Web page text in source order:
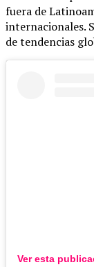
fuera de
internacionales.
de tendencias
Ver esta